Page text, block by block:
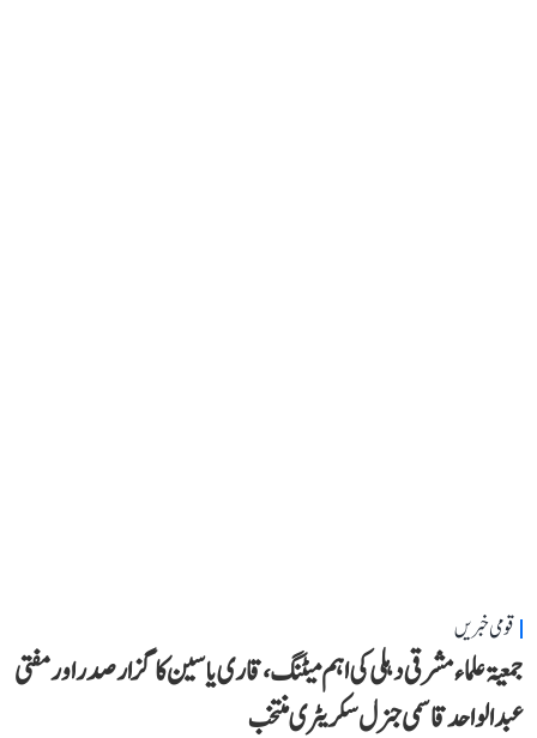
قومی خبریں
جمعیۃ علماء مشرقی دہلی کی اہم میٹنگ، قاری یاسین کا گزار صدر اور مفتی
عبد الواحد قاسمی جنرل سکریٹری منتخب